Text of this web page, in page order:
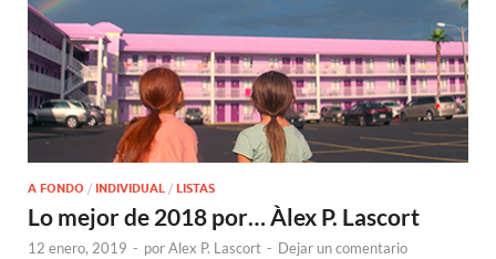
A FONDO / INDIVIDUAL / LISTAS
Lo mejor de 2018 por… Àlex P. Lascort
12 enero, 2019 - porAlex P. Lascort - Dejar un comentario